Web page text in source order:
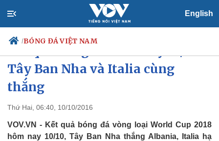
English
/BÓNG ĐÁ VIỆT NAM
Chính trị
Đảng
Quốc hội
Nhận diện sự thật
Giáo dục
Dấu ấn VOV
Tây Ban Nha và Italia cùng
thắng
Thứ Hai, 06:40, 10/10/2016
VOV.VN - Kết quả bóng đá vòng loại World Cup 2018
hôm nay 10/10, Tây Ban Nha thắng Albania, Italia hạ